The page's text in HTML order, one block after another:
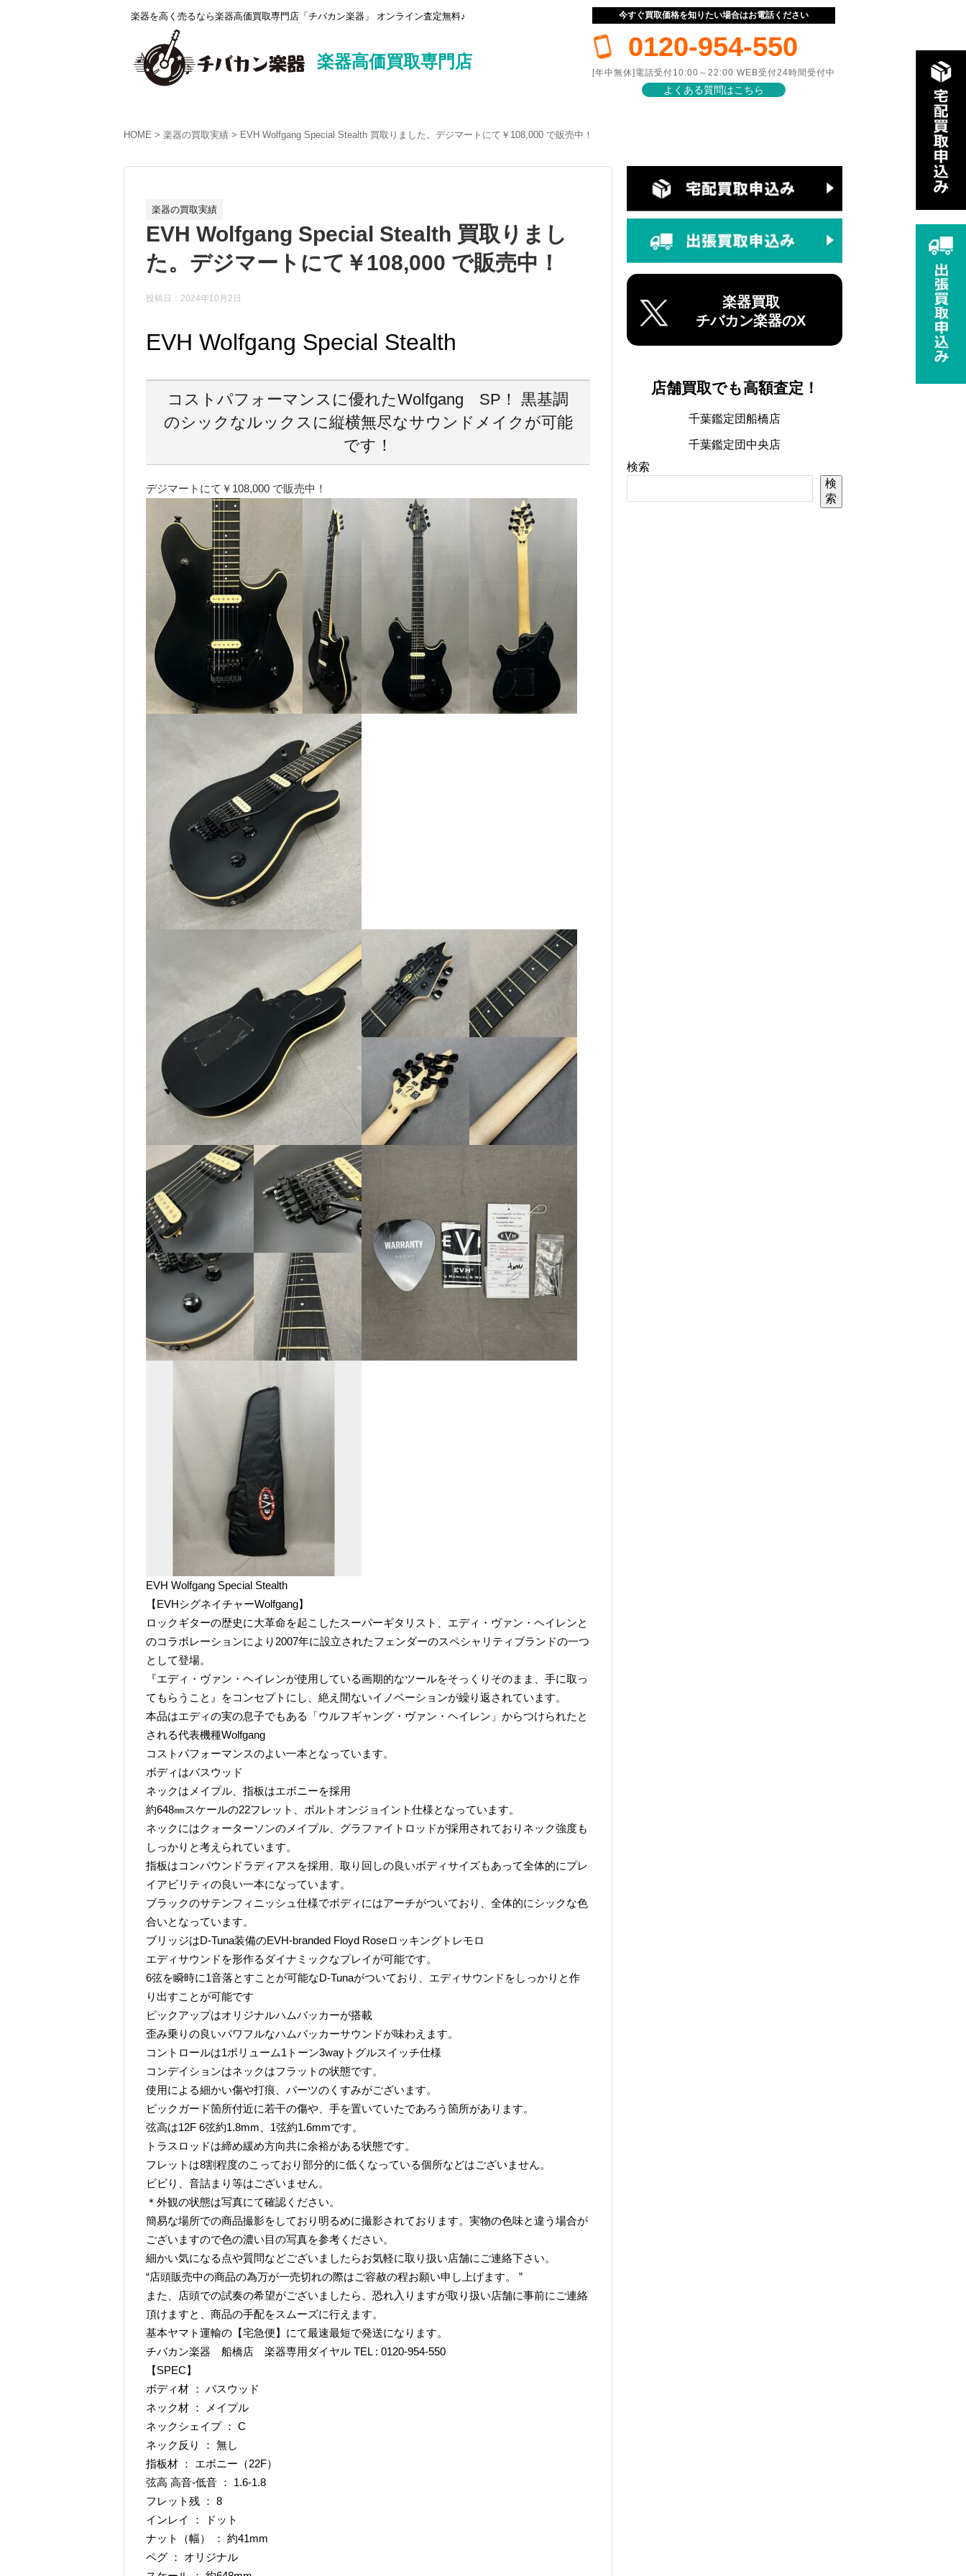
楽器を高く売るなら楽器高価買取専門店「チバカン楽器」 オンライン査定無料♪
楽器高価買取専門店
今すぐ買取価格を知りたい場合はお電話ください
0120-954-550
[年中無休]電話受付10:00～22:00 WEB受付24時間受付中
よくある質問はこちら
HOME 楽器の買取実績 EVH Wolfgang Special Stealth 買取りました。デジマートにて￥108,000 で販売中！
楽器の買取実績
EVH Wolfgang Special Stealth 買取りまし
た。デジマートにて￥108,000 で販売中！
投稿日：2024年10月2日
EVH Wolfgang Special Stealth
コストパフォーマンスに優れたWolfgang SP！ 黒基調
のシックなルックスに縦横無尽なサウンドメイクが可能
です！
デジマートにて￥108,000 で販売中！
EVH Wolfgang Special Stealth
【EVHシグネイチャーWolfgang】
ロックギターの歴史に大革命を起こしたスーパーギタリスト、エディ・ヴァン・ヘイレンと
のコラボレーションにより2007年に設立されたフェンダーのスペシャリティブランドの一つ
として登場。
『エディ・ヴァン・ヘイレンが使用している画期的なツールをそっくりそのまま、手に取っ
てもらうこと』をコンセプトにし、絶え間ないイノベーションが繰り返されています。
本品はエディの実の息子でもある「ウルフギャング・ヴァン・ヘイレン」からつけられたと
される代表機種Wolfgang
コストパフォーマンスのよい一本となっています。
ボディはバスウッド
ネックはメイプル、指板はエボニーを採用
約648㎜スケールの22フレット、ボルトオンジョイント仕様となっています。
ネックにはクォーターソンのメイプル、グラファイトロッドが採用されておりネック強度も
しっかりと考えられています。
指板はコンパウンドラディアスを採用、取り回しの良いボディサイズもあって全体的にプレ
イアビリティの良い一本になっています。
ブラックのサテンフィニッシュ仕様でボディにはアーチがついており、全体的にシックな色
合いとなっています。
ブリッジはD-Tuna装備のEVH-branded Floyd Roseロッキングトレモロ
エディサウンドを形作るダイナミックなプレイが可能です。
6弦を瞬時に1音落とすことが可能なD-Tunaがついており、エディサウンドをしっかりと作
り出すことが可能です
ピックアップはオリジナルハムバッカーが搭載
歪み乗りの良いパワフルなハムバッカーサウンドが味わえます。
コントロールは1ボリューム1トーン3wayトグルスイッチ仕様
コンデイションはネックはフラットの状態です。
使用による細かい傷や打痕、パーツのくすみがございます。
ピックガード箇所付近に若干の傷や、手を置いていたであろう箇所があります。
弦高は12F 6弦約1.8mm、1弦約1.6mmです。
トラスロッドは締め緩め方向共に余裕がある状態です。
フレットは8割程度のこっており部分的に低くなっている個所などはございません。
ビビり、音詰まり等はございません。
＊外観の状態は写真にて確認ください。
簡易な場所での商品撮影をしており明るめに撮影されております。実物の色味と違う場合が
ございますので色の濃い目の写真を参考ください。
細かい気になる点や質問などございましたらお気軽に取り扱い店舗にご連絡下さい。
“店頭販売中の商品の為万が一売切れの際はご容赦の程お願い申し上げます。 ”
また、店頭での試奏の希望がございましたら、恐れ入りますが取り扱い店舗に事前にご連絡
頂けますと、商品の手配をスムーズに行えます。
基本ヤマト運輸の【宅急便】にて最速最短で発送になります。
チバカン楽器 船橋店 楽器専用ダイヤル TEL : 0120-954-550
【SPEC】
ボディ材 ： バスウッド
ネック材 ： メイプル
ネックシェイプ ： C
ネック反り ： 無し
指板材 ： エボニー（22F）
弦高 高音-低音 ： 1.6-1.8
フレット残 ： 8
インレイ ： ドット
ナット（幅） ： 約41mm
ペグ ： オリジナル
楽器買取
チバカン楽器のX
店舗買取でも高額査定！
千葉鑑定団船橋店
千葉鑑定団中央店
検索
検
索